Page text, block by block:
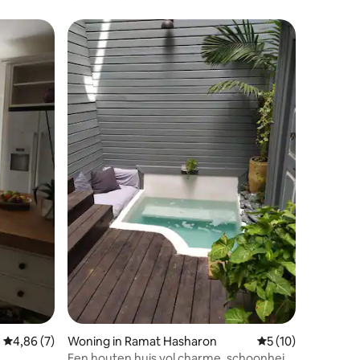
Gemiddelde beoordeling van 4,86 uit 5, 7 recensies
4,86 (7)
Woning in Ramat Hasharon Gemiddelde
5 (10)